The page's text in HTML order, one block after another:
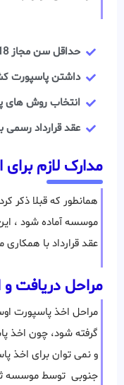
حداقل سن مجاز 18 سال تمام
داشتن پاسپورت
انتخاب روش های
عقد قرارداد رسمی
مدارک لازم
همانطور که قبلا ذکر
موسسه آماده شود ،
عقد قرارداد با
مراحل دریافت
مراحل اخذ پاسپورت
گرفته شود، چون اخذ
و نمی توان برای اخذ